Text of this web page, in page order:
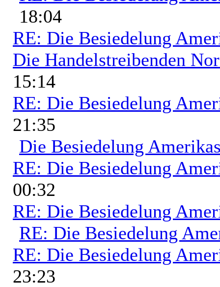
18:04
RE: Die Besiedelung
Die Handelstreibenden
15:14
RE: Die Besiedelung
21:35
Die Besiedelung
RE: Die Besiedelung
00:32
RE: Die Besiedelung
RE: Die Besiedelung
RE: Die Besiedelung
23:23